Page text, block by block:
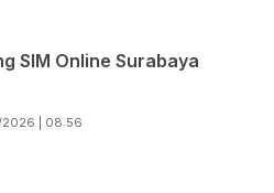
SIM Online Surabaya
2026 | 08:56